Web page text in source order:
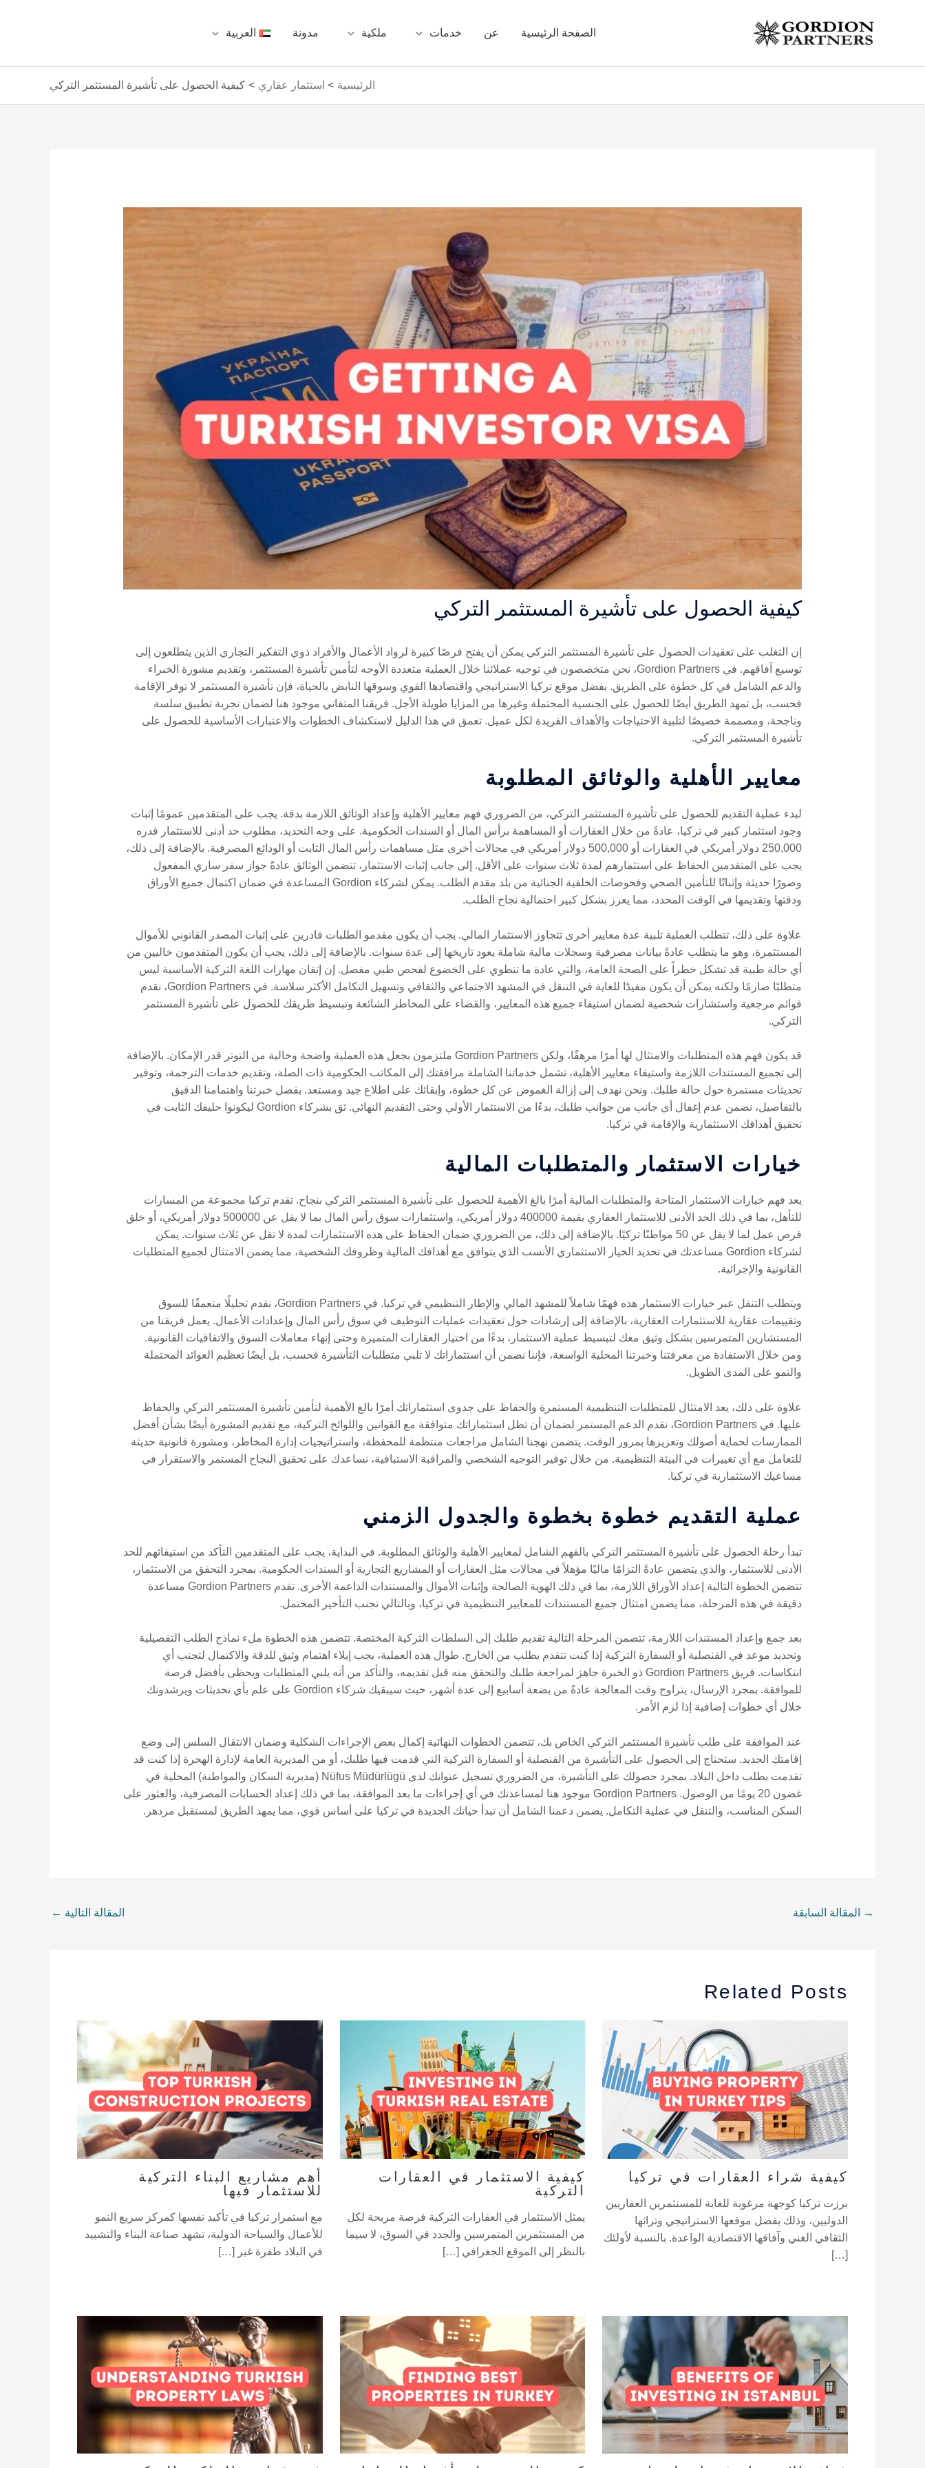
الصفحة الرئيسية عن خدمات ملكية مدونة العربية
الرئيسية استثمار عقاري كيفية الحصول على تأشيرة المستثمر التركي
كيفية الحصول على تأشيرة المستثمر التركي
إن التغلب على تعقيدات الحصول على تأشيرة المستثمر التركي يمكن أن يفتح فرصًا كبيرة لرواد الأعمال والأفراد ذوي التفكير التجاري الذين يتطلعون إلى
توسيع آفاقهم. في Gordion Partners، نحن متخصصون في توجيه عملائنا خلال العملية متعددة الأوجه لتأمين تأشيرة المستثمر، وتقديم مشورة الخبراء
والدعم الشامل في كل خطوة على الطريق. بفضل موقع تركيا الاستراتيجي واقتصادها القوي وسوقها النابض بالحياة، فإن تأشيرة المستثمر لا توفر الإقامة
فحسب، بل تمهد الطريق أيضًا للحصول على الجنسية المحتملة وغيرها من المزايا طويلة الأجل. فريقنا المتفاني موجود هنا لضمان تجربة تطبيق سلسة
وناجحة، ومصممة خصيصًا لتلبية الاحتياجات والأهداف الفريدة لكل عميل. تعمق في هذا الدليل لاستكشاف الخطوات والاعتبارات الأساسية للحصول على
تأشيرة المستثمر التركي.
معايير الأهلية والوثائق المطلوبة
لبدء عملية التقديم للحصول على تأشيرة المستثمر التركي، من الضروري فهم معايير الأهلية وإعداد الوثائق اللازمة بدقة. يجب على المتقدمين عمومًا إثبات
وجود استثمار كبير في تركيا، عادةً من خلال العقارات أو المساهمة برأس المال أو السندات الحكومية. على وجه التحديد، مطلوب حد أدنى للاستثمار قدره
250,000 دولار أمريكي في العقارات أو 500,000 دولار أمريكي في مجالات أخرى مثل مساهمات رأس المال الثابت أو الودائع المصرفية. بالإضافة إلى ذلك،
يجب على المتقدمين الحفاظ على استثمارهم لمدة ثلاث سنوات على الأقل. إلى جانب إثبات الاستثمار، تتضمن الوثائق عادةً جواز سفر ساري المفعول
وصورًا حديثة وإثباتًا للتأمين الصحي وفحوصات الخلفية الجنائية من بلد مقدم الطلب. يمكن لشركاء Gordion المساعدة في ضمان اكتمال جميع الأوراق
ودقتها وتقديمها في الوقت المحدد، مما يعزز بشكل كبير احتمالية نجاح الطلب.
علاوة على ذلك، تتطلب العملية تلبية عدة معايير أخرى تتجاوز الاستثمار المالي. يجب أن يكون مقدمو الطلبات قادرين على إثبات المصدر القانوني للأموال
المستثمرة، وهو ما يتطلب عادةً بيانات مصرفية وسجلات مالية شاملة يعود تاريخها إلى عدة سنوات. بالإضافة إلى ذلك، يجب أن يكون المتقدمون خاليين من
أي حالة طبية قد تشكل خطراً على الصحة العامة، والتي عادة ما تنطوي على الخضوع لفحص طبي مفصل. إن إتقان مهارات اللغة التركية الأساسية ليس
متطلبًا صارمًا ولكنه يمكن أن يكون مفيدًا للغاية في التنقل في المشهد الاجتماعي والثقافي وتسهيل التكامل الأكثر سلاسة. في Gordion Partners، نقدم
قوائم مرجعية واستشارات شخصية لضمان استيفاء جميع هذه المعايير، والقضاء على المخاطر الشائعة وتبسيط طريقك للحصول على تأشيرة المستثمر
التركي.
قد يكون فهم هذه المتطلبات والامتثال لها أمرًا مرهقًا، ولكن Gordion Partners ملتزمون بجعل هذه العملية واضحة وخالية من التوتر قدر الإمكان. بالإضافة
إلى تجميع المستندات اللازمة واستيفاء معايير الأهلية، تشمل خدماتنا الشاملة مرافقتك إلى المكاتب الحكومية ذات الصلة، وتقديم خدمات الترجمة، وتوفير
تحديثات مستمرة حول حالة طلبك. ونحن نهدف إلى إزالة الغموض عن كل خطوة، وإبقائك على اطلاع جيد ومستعد. بفضل خبرتنا واهتمامنا الدقيق
بالتفاصيل، نضمن عدم إغفال أي جانب من جوانب طلبك، بدءًا من الاستثمار الأولي وحتى التقديم النهائي. ثق بشركاء Gordion ليكونوا حليفك الثابت في
تحقيق أهدافك الاستثمارية والإقامة في تركيا.
خيارات الاستثمار والمتطلبات المالية
يعد فهم خيارات الاستثمار المتاحة والمتطلبات المالية أمرًا بالغ الأهمية للحصول على تأشيرة المستثمر التركي بنجاح. تقدم تركيا مجموعة من المسارات
للتأهل، بما في ذلك الحد الأدنى للاستثمار العقاري بقيمة 400000 دولار أمريكي، واستثمارات سوق رأس المال بما لا يقل عن 500000 دولار أمريكي، أو خلق
فرص عمل لما لا يقل عن 50 مواطنًا تركيًا. بالإضافة إلى ذلك، من الضروري ضمان الحفاظ على هذه الاستثمارات لمدة لا تقل عن ثلاث سنوات. يمكن
لشركاء Gordion مساعدتك في تحديد الخيار الاستثماري الأنسب الذي يتوافق مع أهدافك المالية وظروفك الشخصية، مما يضمن الامتثال لجميع المتطلبات
القانونية والإجرائية.
ويتطلب التنقل عبر خيارات الاستثمار هذه فهمًا شاملاً للمشهد المالي والإطار التنظيمي في تركيا. في Gordion Partners، نقدم تحليلًا متعمقًا للسوق
وتقييمات عقارية للاستثمارات العقارية، بالإضافة إلى إرشادات حول تعقيدات عمليات التوظيف في سوق رأس المال وإعدادات الأعمال. يعمل فريقنا من
المستشارين المتمرسين بشكل وثيق معك لتبسيط عملية الاستثمار، بدءًا من اختيار العقارات المتميزة وحتى إنهاء معاملات السوق والاتفاقيات القانونية.
ومن خلال الاستفادة من معرفتنا وخبرتنا المحلية الواسعة، فإننا نضمن أن استثماراتك لا تلبي متطلبات التأشيرة فحسب، بل أيضًا تعظيم العوائد المحتملة
والنمو على المدى الطويل.
علاوة على ذلك، يعد الامتثال للمتطلبات التنظيمية المستمرة والحفاظ على جدوى استثماراتك أمرًا بالغ الأهمية لتأمين تأشيرة المستثمر التركي والحفاظ
عليها. في Gordion Partners، نقدم الدعم المستمر لضمان أن تظل استثماراتك متوافقة مع القوانين واللوائح التركية، مع تقديم المشورة أيضًا بشأن أفضل
الممارسات لحماية أصولك وتعزيزها بمرور الوقت. يتضمن نهجنا الشامل مراجعات منتظمة للمحفظة، واستراتيجيات إدارة المخاطر، ومشورة قانونية حديثة
للتعامل مع أي تغييرات في البيئة التنظيمية. من خلال توفير التوجيه الشخصي والمراقبة الاستباقية، نساعدك على تحقيق النجاح المستمر والاستقرار في
مساعيك الاستثمارية في تركيا.
عملية التقديم خطوة بخطوة والجدول الزمني
تبدأ رحلة الحصول على تأشيرة المستثمر التركي بالفهم الشامل لمعايير الأهلية والوثائق المطلوبة. في البداية، يجب على المتقدمين التأكد من استيفائهم للحد
الأدنى للاستثمار، والذي يتضمن عادةً التزامًا ماليًا مؤهلاً في مجالات مثل العقارات أو المشاريع التجارية أو السندات الحكومية. بمجرد التحقق من الاستثمار،
تتضمن الخطوة التالية إعداد الأوراق اللازمة، بما في ذلك الهوية الصالحة وإثبات الأموال والمستندات الداعمة الأخرى. تقدم Gordion Partners مساعدة
دقيقة في هذه المرحلة، مما يضمن امتثال جميع المستندات للمعايير التنظيمية في تركيا، وبالتالي تجنب التأخير المحتمل.
بعد جمع وإعداد المستندات اللازمة، تتضمن المرحلة التالية تقديم طلبك إلى السلطات التركية المختصة. تتضمن هذه الخطوة ملء نماذج الطلب التفصيلية
وتحديد موعد في القنصلية أو السفارة التركية إذا كنت تتقدم بطلب من الخارج. طوال هذه العملية، يجب إيلاء اهتمام وثيق للدقة والاكتمال لتجنب أي
انتكاسات. فريق Gordion Partners ذو الخبرة جاهز لمراجعة طلبك والتحقق منه قبل تقديمه، والتأكد من أنه يلبي المتطلبات ويحظى بأفضل فرصة
للموافقة. بمجرد الإرسال، يتراوح وقت المعالجة عادةً من بضعة أسابيع إلى عدة أشهر، حيث سيبقيك شركاء Gordion على علم بأي تحديثات ويرشدونك
خلال أي خطوات إضافية إذا لزم الأمر.
عند الموافقة على طلب تأشيرة المستثمر التركي الخاص بك، تتضمن الخطوات النهائية إكمال بعض الإجراءات الشكلية وضمان الانتقال السلس إلى وضع
إقامتك الجديد. ستحتاج إلى الحصول على التأشيرة من القنصلية أو السفارة التركية التي قدمت فيها طلبك، أو من المديرية العامة لإدارة الهجرة إذا كنت قد
تقدمت بطلب داخل البلاد. بمجرد حصولك على التأشيرة، من الضروري تسجيل عنوانك لدى Nüfus Müdürlügü (مديرية السكان والمواطنة) المحلية في
غضون 20 يومًا من الوصول. Gordion Partners موجود هنا لمساعدتك في أي إجراءات ما بعد الموافقة، بما في ذلك إعداد الحسابات المصرفية، والعثور على
السكن المناسب، والتنقل في عملية التكامل. يضمن دعمنا الشامل أن تبدأ حياتك الجديدة في تركيا على أساس قوي، مما يمهد الطريق لمستقبل مزدهر.
→ المقالة السابقة المقالة التالية ←
Related Posts
كيفية شراء العقارات في تركيا
برزت تركيا كوجهة مرغوبة للغاية للمستثمرين العقاريين
الدوليين، وذلك بفضل موقعها الاستراتيجي وتراثها
الثقافي الغني وآفاقها الاقتصادية الواعدة. بالنسبة لأولئك
[…]
كيفية الاستثمار في العقارات
التركية
يمثل الاستثمار في العقارات التركية فرصة مربحة لكل
من المستثمرين المتمرسين والجدد في السوق، لا سيما
بالنظر إلى الموقع الجغرافي […]
أهم مشاريع البناء التركية
للاستثمار فيها
مع استمرار تركيا في تأكيد نفسها كمركز سريع النمو
للأعمال والسياحة الدولية، تشهد صناعة البناء والتشييد
في البلاد طفرة غير […]